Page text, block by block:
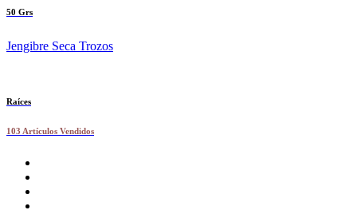
50 Grs
Jengibre Seca Trozos
Raíces
103 Artículos Vendidos